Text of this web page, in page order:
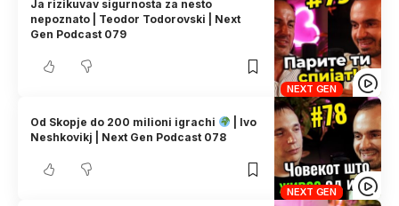
NEXT GEN
Ja rizikuvav sigurnosta za nesto
nepoznato | Teodor Todorovski | Next
Gen Podcast 079
NEXT GEN
Od Skopje do 200 milioni igrachi
| Ivo
Neshkovikj | Next Gen Podcast 078